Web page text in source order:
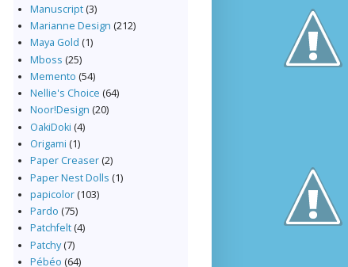
Manuscript (3)
Marianne Design (212)
Maya Gold (1)
Mboss (25)
Memento (54)
Nellie's Choice (64)
Noor!Design (20)
OakiDoki (4)
Origami (1)
Paper Creaser (2)
Paper Nest Dolls (1)
papicolor (103)
Pardo (75)
Patchfelt (4)
Patchy (7)
Pébéo (64)